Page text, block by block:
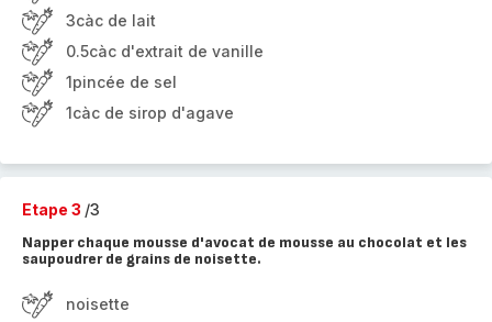
3càc de lait
0.5càc d'extrait de vanille
1pincée de sel
1càc de sirop d'agave
Etape 3 /3
Napper chaque mousse d'avocat de mousse au chocolat et les
saupoudrer de grains de noisette.
noisette